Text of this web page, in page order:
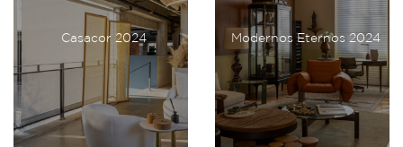
Casacor 2024 Modernos Eternos 2024